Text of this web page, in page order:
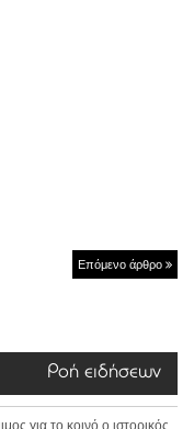
Επόμενο άρθρο
Ροή ειδήσεων